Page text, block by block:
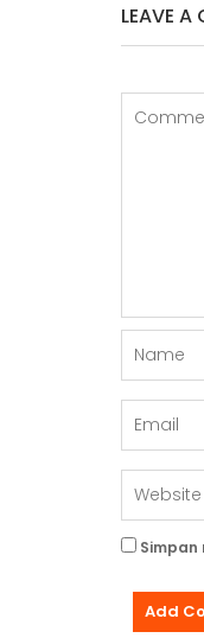
G
A
I
LEAVE A